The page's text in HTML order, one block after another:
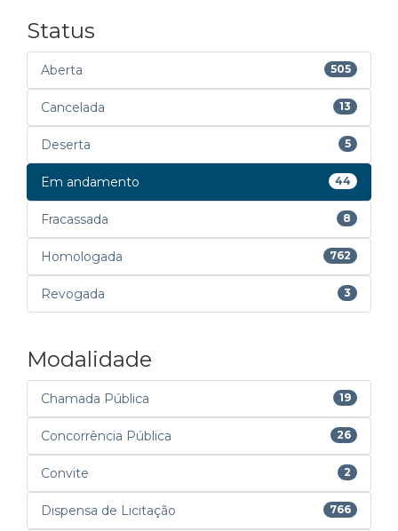
Status
Aberta 505
Cancelada 13
Deserta 5
Em andamento 44
Fracassada 8
Homologada 762
Revogada 3
Modalidade
Chamada Pública 19
Concorrência Pública 26
Convite 2
Dispensa de Licitação 766